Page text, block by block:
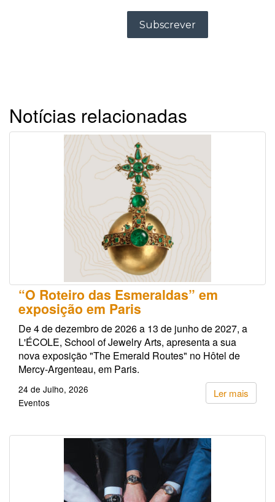
Notícias relacionadas
“O Roteiro das Esmeraldas” em
exposição em Paris
De 4 de dezembro de 2026 a 13 de junho de 2027, a
L'ÉCOLE, School of Jewelry Arts, apresenta a sua
nova exposição "The Emerald Routes" no Hôtel de
Mercy-Argenteau, em Paris.
Ler mais
24 de Julho, 2026
Eventos